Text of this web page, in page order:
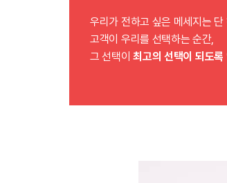
우리가 전하고 싶은 메세지는 단
고객이 우리를 선택하는 순간,
그 선택이최고의 선택이 되도록